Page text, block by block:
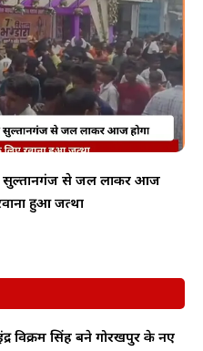
सुल्तानगंज से जल लाकर आज
हुआ जत्था
विक्रम सिंह बने गोरखपुर के नए